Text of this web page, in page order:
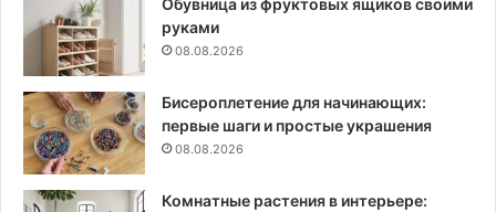
Обувница из фруктовых ящиков своими
руками
08.08.2026
Бисероплетение для начинающих:
первые шаги и простые украшения
08.08.2026
Комнатные растения в интерьере: